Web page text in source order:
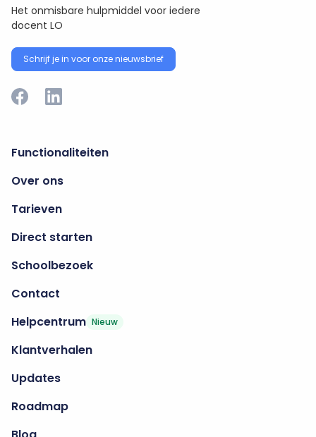
Het onmisbare hulpmiddel voor iedere
docent LO
Schrijf je in voor onze nieuwsbrief
Functionaliteiten
Over ons
Tarieven
Direct starten
Schoolbezoek
Contact
Helpcentrum Nieuw
Klantverhalen
Updates
Roadmap